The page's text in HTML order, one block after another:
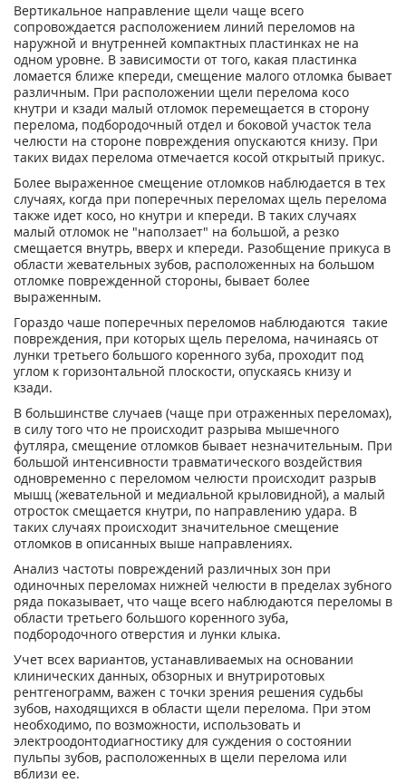
Вертикальное направление щели чаще всего
сопровождается расположением линий переломов на
наружной и внутренней компактных пластинках не на
одном уровне. В зависимости от того, какая пластинка
ломается ближе кпереди, смещение малого отломка бывает
различным. При расположении щели перелома косо
кнутри и кзади малый отломок перемещается в сторону
перелома, подбородочный отдел и боковой участок тела
челюсти на стороне повреждения опускаются книзу. При
таких видах перелома отмечается косой открытый прикус.
Более выраженное смещение отломков наблюдается в тех
случаях, когда при поперечных переломах щель перелома
также идет косо, но кнутри и кпереди. В таких случаях
малый отломок не "наползает" на большой, а резко
смещается внутрь, вверх и кпереди. Разобщение прикуса в
области жевательных зубов, расположенных на большом
отломке поврежденной стороны, бывает более
выраженным.
Гораздо чаше поперечных переломов наблюдаются такие
повреждения, при которых щель перелома, начинаясь от
лунки третьего большого коренного зуба, проходит под
углом к горизонтальной плоскости, опускаясь книзу и
кзади.
В большинстве случаев (чаще при отраженных переломах),
в силу того что не происходит разрыва мышечного
футляра, смещение отломков бывает незначительным. При
большой интенсивности травматического воздействия
одновременно с переломом челюсти происходит разрыв
мышц (жевательной и медиальной крыловидной), а малый
отросток смещается кнутри, по направлению удара. В
таких случаях происходит значительное смещение
отломков в описанных выше направлениях.
Анализ частоты повреждений различных зон при
одиночных переломах нижней челюсти в пределах зубного
ряда показывает, что чаще всего наблюдаются переломы в
области третьего большого коренного зуба,
подбородочного отверстия и лунки клыка.
Учет всех вариантов, устанавливаемых на основании
клинических данных, обзорных и внутриротовых
рентгенограмм, важен с точки зрения решения судьбы
зубов, находящихся в области щели перелома. При этом
необходимо, по возможности, использовать и
электроодонтодиагностику для суждения о состоянии
пульпы зубов, расположенных в щели перелома или
вблизи ее.